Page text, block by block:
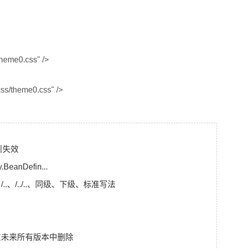
/>
theme0.css" />
失效
、/../..、同级、下级、标准写法
来所有版本中删除